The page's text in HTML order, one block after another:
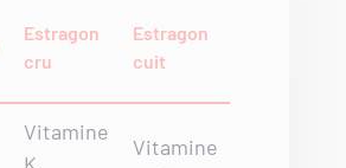
Estragon
cru
Estragon
cuit
Vitamine
Vitamine